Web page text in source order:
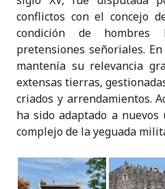
conflictos con el concejo
condición de
pretensiones señoriales.
mantenía su relevancia
extensas tierras,
criados y arrendamientos.
ha sido adaptado a
complejo de la yeguada